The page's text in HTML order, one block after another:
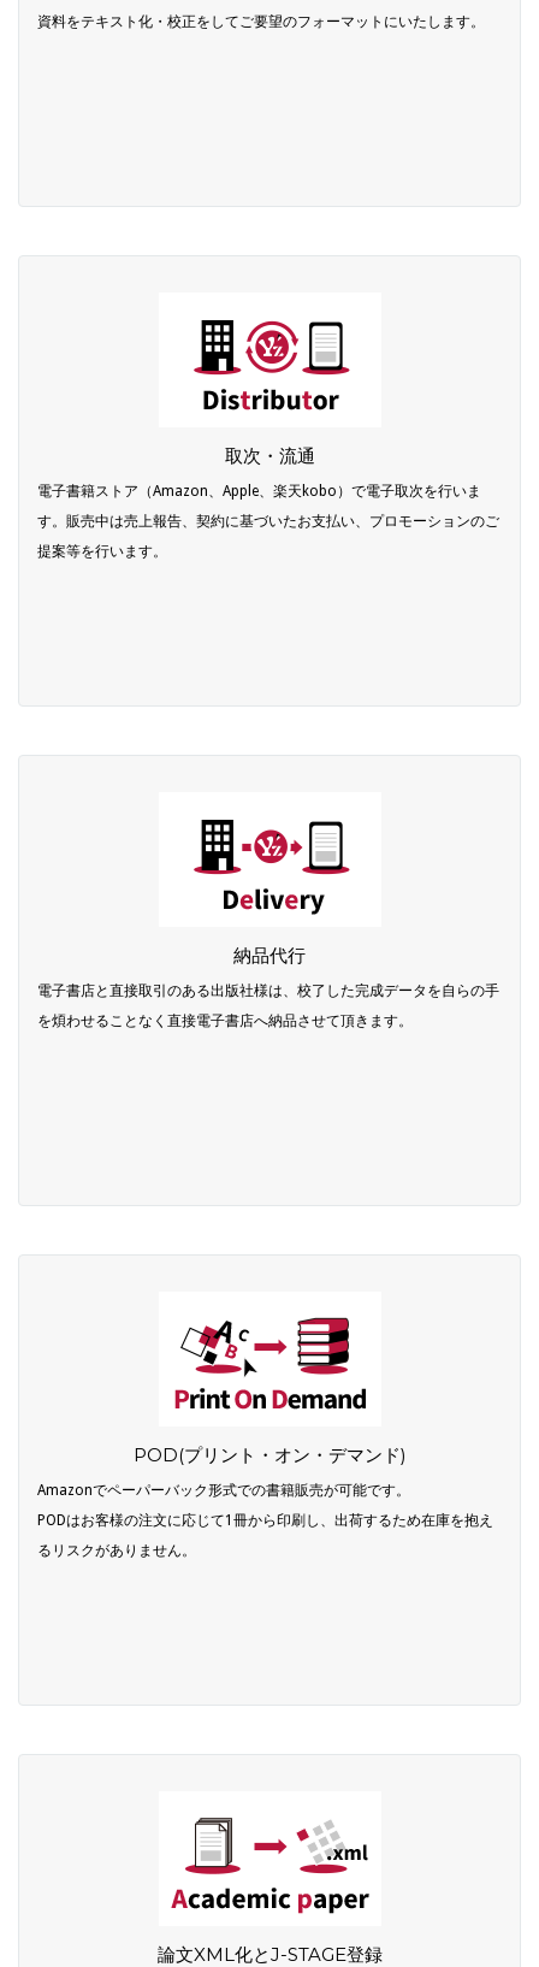
資料をテキスト化・校正をしてご要望のフォーマットにいたします。
取次・流通
電子書籍ストア（Amazon、Apple、楽天kobo）で電子取次を行いま
す。販売中は売上報告、契約に基づいたお支払い、プロモーションのご
提案等を行います。
納品代行
電子書店と直接取引のある出版社様は、校了した完成データを自らの手
を煩わせることなく直接電子書店へ納品させて頂きます。
POD(プリント・オン・デマンド)
Amazonでペーパーバック形式での書籍販売が可能です。
PODはお客様の注文に応じて1冊から印刷し、出荷するため在庫を抱え
るリスクがありません。
論文XML化とJ-STAGE登録